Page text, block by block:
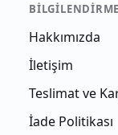
BILGILENDIRME
Hakkımızda
İletişim
Teslimat ve
İade Politikası